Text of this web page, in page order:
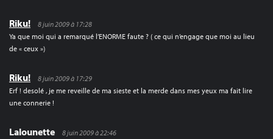
Riku!
8 juin 2009 à 17:28
Ya que moi qui a remarqué l’ENORME faute ? ( ce qui n’engage que moi au lieu
de « ceux »)
Riku!
8 juin 2009 à 17:29
Erf ! desolé , je me reveille de ma sieste et la merde dans mes yeux ma fait lire
une connerie !
Lalounette
8 juin 2009 à 22:46